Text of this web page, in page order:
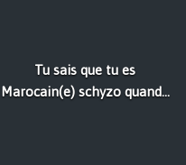
Tu sais que tu es
Marocain(e) schyzo quand...